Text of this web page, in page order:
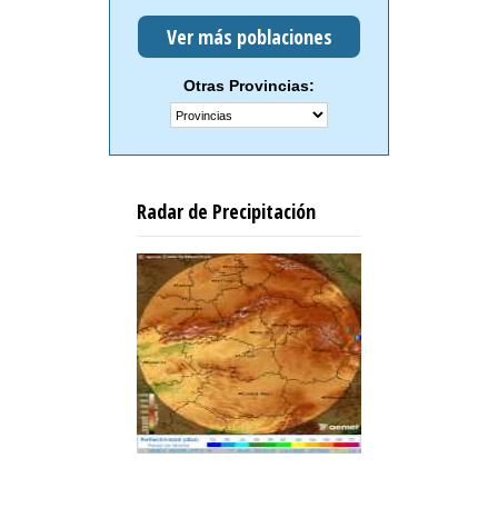
Ver más poblaciones
Otras Provincias:
Radar de Precipitación